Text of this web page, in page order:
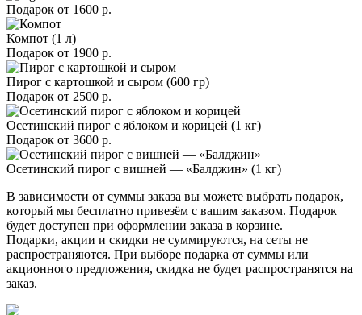
Подарок от 1600 р.
Компот (1 л)
Подарок от 1900 р.
Пирог с картошкой и сыром (600 гр)
Подарок от 2500 р.
Осетинский пирог с яблоком и корицей (1 кг)
Подарок от 3600 р.
Осетинский пирог с вишней — «Балджин» (1 кг)
В зависимости от суммы заказа вы можете выбрать подарок,
который мы бесплатно привезём с вашим заказом. Подарок
будет доступен при оформлении заказа в корзине.
Подарки, акции и скидки не суммируются, на сеты не
распространяются. При выборе подарка от суммы или
акционного предложения, скидка не будет распространятся на
заказ.